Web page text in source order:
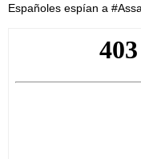
Españoles espían a